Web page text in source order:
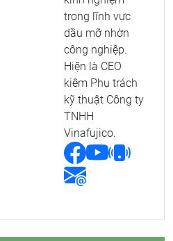
trong lĩnh vực
dầu mỡ nhờn
công nghiệp.
Hiện là CEO
kiêm Phụ trách
kỹ thuật Công ty
TNHH
Vinafujico.